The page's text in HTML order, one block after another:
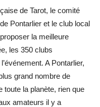
de Tarot, le comité
Pontarlier et le club local
la meilleure
les 350 clubs
A Pontarlier,
grand nombre de
toute la planète, rien que
amateurs il y a